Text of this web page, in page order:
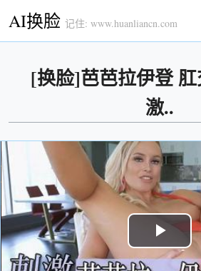
AI换脸 记住: www.huanliancn.com
[换脸]芭芭拉伊登
激..
Play